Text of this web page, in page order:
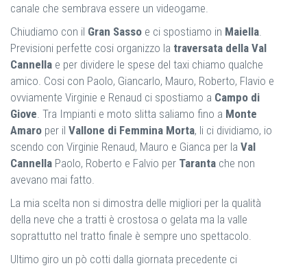
canale che sembrava essere un videogame.
Chiudiamo con il Gran Sasso e ci spostiamo in Maiella.
Previsioni perfette cosi organizzo la traversata della Val
Cannella e per dividere le spese del taxi chiamo qualche
amico. Cosi con Paolo, Giancarlo, Mauro, Roberto, Flavio e
ovviamente Virginie e Renaud ci spostiamo a Campo di
Giove. Tra Impianti e moto slitta saliamo fino a Monte
Amaro per il Vallone di Femmina Morta, li ci dividiamo, io
scendo con Virginie Renaud, Mauro e Gianca per la Val
Cannella Paolo, Roberto e Falvio per Taranta che non
avevano mai fatto.
La mia scelta non si dimostra delle migliori per la qualità
della neve che a tratti è crostosa o gelata ma la valle
soprattutto nel tratto finale è sempre uno spettacolo.
Ultimo giro un pò cotti dalla giornata precedente ci